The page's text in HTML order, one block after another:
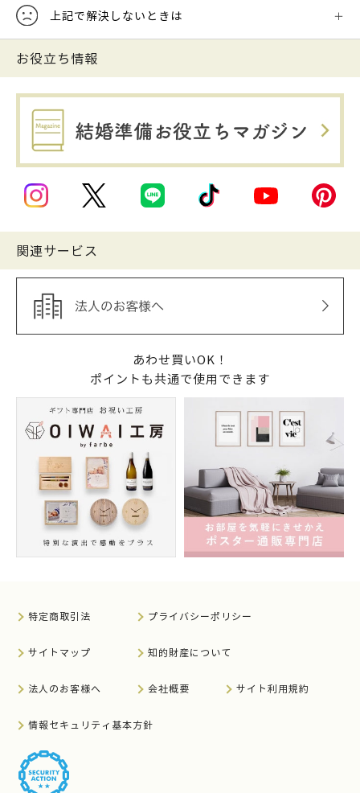
上記で解決しないときは
お役立ち情報
関連サービス
あわせ買いOK！
ポイントも共通で使用できます
特定商取引法 プライバシーポリシー
サイトマップ 知的財産について
法人のお客様へ 会社概要 サイト利用規約
情報セキュリティ基本方針